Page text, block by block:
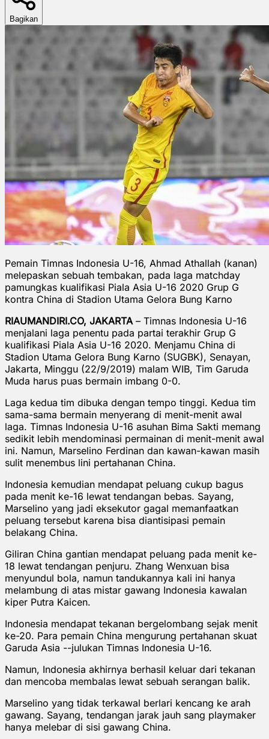
Bagikan
Pemain Timnas Indonesia U-16, Ahmad Athallah (kanan)
melepaskan sebuah tembakan, pada laga matchday
pamungkas kualifikasi Piala Asia U-16 2020 Grup G
kontra China di Stadion Utama Gelora Bung Karno
RIAUMANDIRI.CO, JAKARTA – Timnas Indonesia U-16
menjalani laga penentu pada partai terakhir Grup G
kualifikasi Piala Asia U-16 2020. Menjamu China di
Stadion Utama Gelora Bung Karno (SUGBK), Senayan,
Jakarta, Minggu (22/9/2019) malam WIB, Tim Garuda
Muda harus puas bermain imbang 0-0.
Laga kedua tim dibuka dengan tempo tinggi. Kedua tim
sama-sama bermain menyerang di menit-menit awal
laga. Timnas Indonesia U-16 asuhan Bima Sakti memang
sedikit lebih mendominasi permainan di menit-menit awal
ini. Namun, Marselino Ferdinan dan kawan-kawan masih
sulit menembus lini pertahanan China.
Indonesia kemudian mendapat peluang cukup bagus
pada menit ke-16 lewat tendangan bebas. Sayang,
Marselino yang jadi eksekutor gagal memanfaatkan
peluang tersebut karena bisa diantisipasi pemain
belakang China.
Giliran China gantian mendapat peluang pada menit ke-
18 lewat tendangan penjuru. Zhang Wenxuan bisa
menyundul bola, namun tandukannya kali ini hanya
melambung di atas mistar gawang Indonesia kawalan
kiper Putra Kaicen.
Indonesia mendapat tekanan bergelombang sejak menit
ke-20. Para pemain China mengurung pertahanan skuat
Garuda Asia --julukan Timnas Indonesia U-16.
Namun, Indonesia akhirnya berhasil keluar dari tekanan
dan mencoba membalas lewat sebuah serangan balik.
Marselino yang tidak terkawal berlari kencang ke arah
gawang. Sayang, tendangan jarak jauh sang playmaker
hanya melebar di sisi gawang China.